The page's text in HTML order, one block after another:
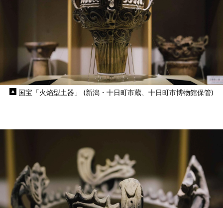
国宝「火焰型土器」 (新潟・十日町市蔵、十日町市博物館保管)